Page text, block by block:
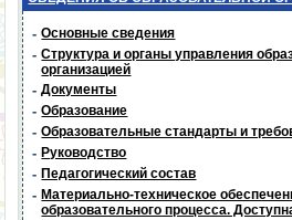
- Основные сведения
- Структура и органы управления
организацией
- Документы
- Образование
- Образовательные стандарты и
- Руководство
- Педагогический состав
- Материально-техническое
образовательного процесса.